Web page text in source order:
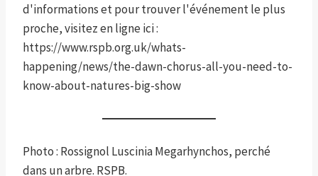
d'informations et pour trouver l'événement le plus
proche, visitez en ligne ici :
https://www.rspb.org.uk/whats-
happening/news/the-dawn-chorus-all-you-need-to-
know-about-natures-big-show
Photo : Rossignol Luscinia Megarhynchos, perché
dans un arbre. RSPB.